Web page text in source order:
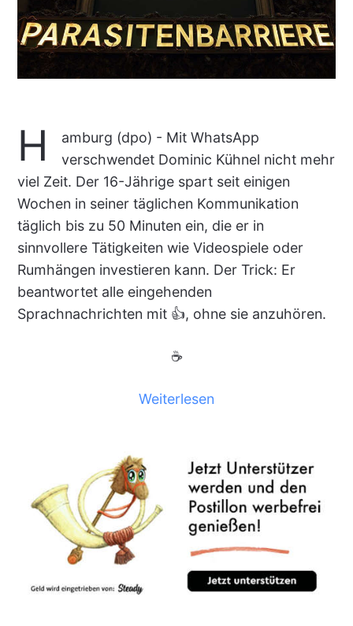
H
amburg (dpo) - Mit WhatsApp
verschwendet Dominic Kühnel nicht mehr
viel Zeit. Der 16-Jährige spart seit einigen
Wochen in seiner täglichen Kommunikation
täglich bis zu 50 Minuten ein, die er in
sinnvollere Tätigkeiten wie Videospiele oder
Rumhängen investieren kann. Der Trick: Er
beantwortet alle eingehenden
Sprachnachrichten mit 👍, ohne sie anzuhören.
☕
Weiterlesen